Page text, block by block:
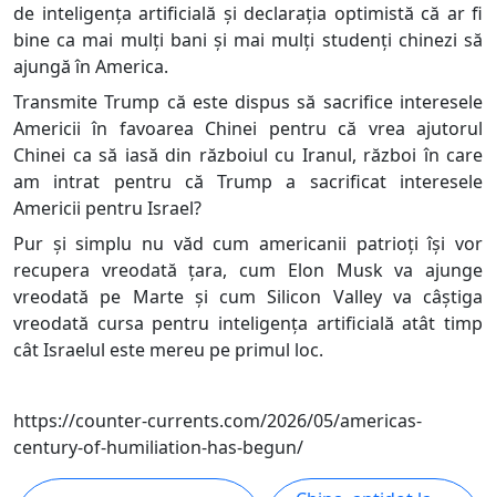
de inteligența artificială și declarația optimistă că ar fi
bine ca mai mulți bani și mai mulți studenți chinezi să
ajungă în America.
Transmite Trump că este dispus să sacrifice interesele
Americii în favoarea Chinei pentru că vrea ajutorul
Chinei ca să iasă din războiul cu Iranul, război în care
am intrat pentru că Trump a sacrificat interesele
Americii pentru Israel?
Pur și simplu nu văd cum americanii patrioți își vor
recupera vreodată țara, cum Elon Musk va ajunge
vreodată pe Marte și cum Silicon Valley va câștiga
vreodată cursa pentru inteligența artificială atât timp
cât Israelul este mereu pe primul loc.
https://counter-currents.com/2026/05/americas-
century-of-humiliation-has-begun/